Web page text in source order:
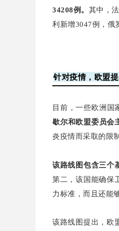
34208例。 其中，
利新增3047例，俄
针对疫情，欧盟
目前，一些欧洲国
歇尔和欧盟委员会
炎疫情而采取的限
该路线图包含三个
第二，该国能确保
力标准，而且还能
该路线图提出，欧